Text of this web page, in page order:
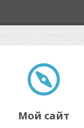
Мой сайт